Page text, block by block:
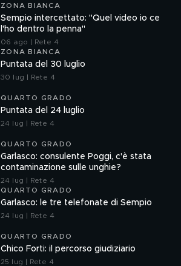
ZONA BIANCA
Sempio intercettato: "Quel video io ce
l'ho dentro la penna"
06 ago | Rete 4
ZONA BIANCA
Puntata del 30 luglio
30 lug | Rete 4
QUARTO GRADO
Puntata del 24 luglio
24 lug | Rete 4
QUARTO GRADO
Garlasco: consulente Poggi, c'è stata
contaminazione sulle unghie?
24 lug | Rete 4
QUARTO GRADO
Garlasco: le tre telefonate di Sempio
24 lug | Rete 4
QUARTO GRADO
Chico Forti: il percorso giudiziario
25 lug | Rete 4